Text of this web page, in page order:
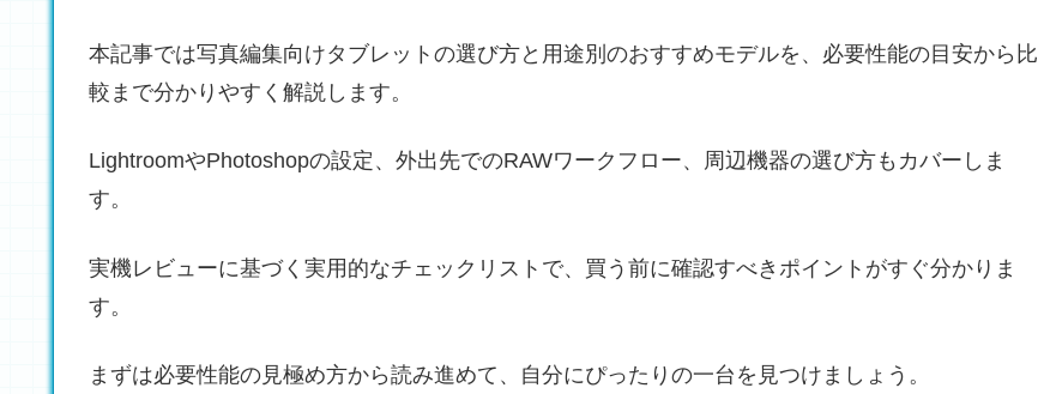
本記事では写真編集向けタブレットの選び方と用途別のおすすめモデルを、必要性能の目安から比
較まで分かりやすく解説します。
LightroomやPhotoshopの設定、外出先でのRAWワークフロー、周辺機器の選び方もカバーしま
す。
実機レビューに基づく実用的なチェックリストで、買う前に確認すべきポイントがすぐ分かりま
す。
まずは必要性能の見極め方から読み進めて、自分にぴったりの一台を見つけましょう。